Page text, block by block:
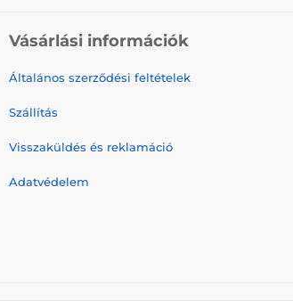
Vásárlási információk
Általános szerződési feltételek
Szállítás
Visszaküldés és reklamáció
Adatvédelem